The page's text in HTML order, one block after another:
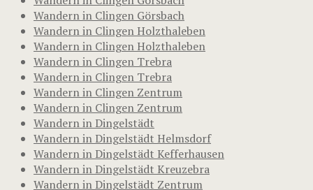
Wandern in Clingen Görsbach
Wandern in Clingen Holzthaleben
Wandern in Clingen Holzthaleben
Wandern in Clingen Trebra
Wandern in Clingen Trebra
Wandern in Clingen Zentrum
Wandern in Clingen Zentrum
Wandern in Dingelstädt
Wandern in Dingelstädt Helmsdorf
Wandern in Dingelstädt Kefferhausen
Wandern in Dingelstädt Kreuzebra
Wandern in Dingelstädt Zentrum